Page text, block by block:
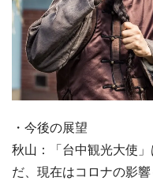
・今後の展望
秋山：「台中観光大使
だ、現在はコロナの影